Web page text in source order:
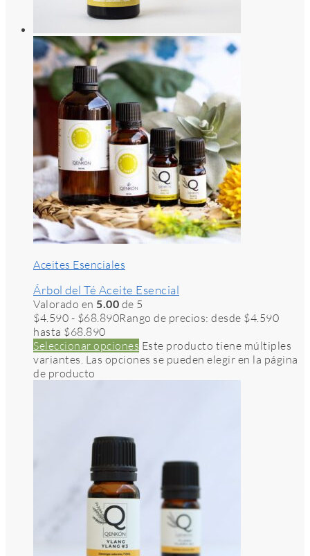
Aceites Esenciales
Árbol del Té Aceite Esencial
Valorado en 5.00 de 5
$4.590 - $68.890Rango de precios: desde $4.590
hasta $68.890
Seleccionar opciones Este producto tiene múltiples
variantes. Las opciones se pueden elegir en la página
de producto